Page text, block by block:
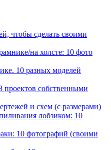
чтобы сделать своими
на холсте: 10 фото
10 разных моделей
проектов собственными
и схем (с размерами)
лобзиком: 10
10 фотографий (своими